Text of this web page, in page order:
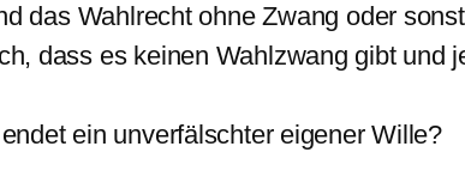
das Wahlrecht ohne Zwang oder
dass es keinen Wahlzwang gibt und
ein unverfälschter eigener Wille?